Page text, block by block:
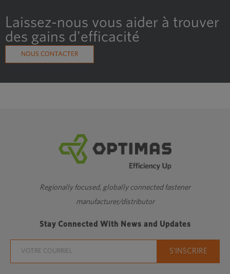
Laissez-nous vous aider à trouver
des gains d'efficacité
NOUS CONTACTER
Regionally focused, globally connected fastener
manufacturer/distributor
Stay Connected With News and Updates